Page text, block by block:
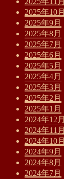
2025年10月
2025年9月
2025年8月
2025年7月
2025年6月
2025年5月
2025年4月
2025年3月
2025年2月
2025年1月
2024年12月
2024年11月
2024年10月
2024年9月
2024年8月
2024年7月